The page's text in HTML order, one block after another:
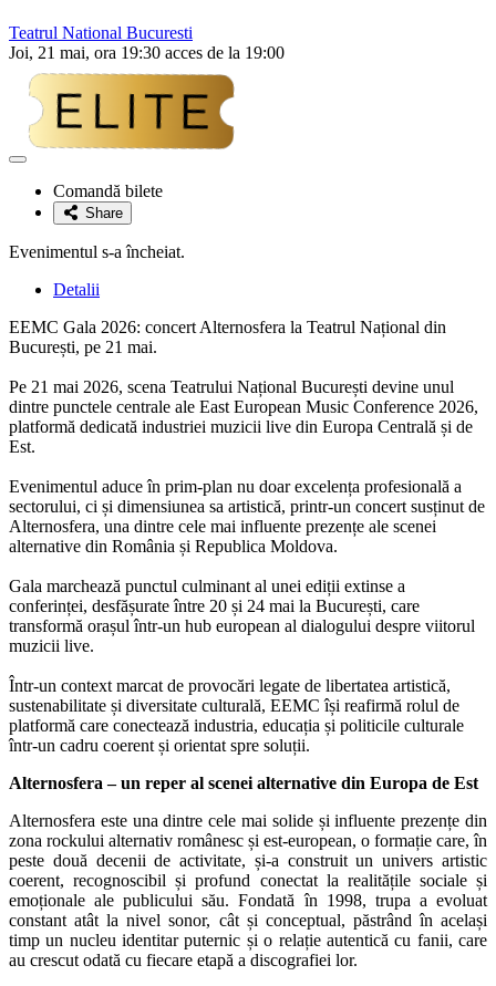
Teatrul National Bucuresti
Joi, 21 mai, ora 19:30 acces de la 19:00
Adaugă
favoriteComandă bilete
Share
Evenimentul s-a încheiat.
Detalii
EEMC Gala 2026: concert Alternosfera la Teatrul Național din
București, pe 21 mai.
Pe 21 mai 2026, scena Teatrului Național București devine unul
dintre punctele centrale ale East European Music Conference 2026,
platformă dedicată industriei muzicii live din Europa Centrală și de
Est.
Evenimentul aduce în prim-plan nu doar excelența profesională a
sectorului, ci și dimensiunea sa artistică, printr-un concert susținut de
Alternosfera, una dintre cele mai influente prezențe ale scenei
alternative din România și Republica Moldova.
Gala marchează punctul culminant al unei ediții extinse a
conferinței, desfășurate între 20 și 24 mai la București, care
transformă orașul într-un hub european al dialogului despre viitorul
muzicii live.
Într-un context marcat de provocări legate de libertatea artistică,
sustenabilitate și diversitate culturală, EEMC își reafirmă rolul de
platformă care conectează industria, educația și politicile culturale
într-un cadru coerent și orientat spre soluții.
Alternosfera – un reper al scenei alternative din Europa de Est
Alternosfera este una dintre cele mai solide și influente prezențe din
zona rockului alternativ românesc și est-european, o formație care, în
peste două decenii de activitate, și-a construit un univers artistic
coerent, recognoscibil și profund conectat la realitățile sociale și
emoționale ale publicului său. Fondată în 1998, trupa a evoluat
constant atât la nivel sonor, cât și conceptual, păstrând în același
timp un nucleu identitar puternic și o relație autentică cu fanii, care
au crescut odată cu fiecare etapă a discografiei lor.